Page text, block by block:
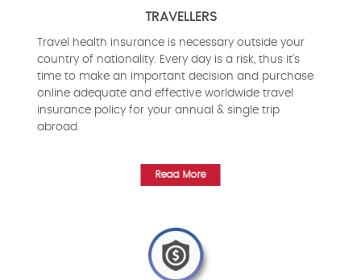
TRAVELLERS
Travel health insurance is necessary outside your
country of nationality. Every day is a risk, thus it's
time to make an important decision and purchase
online adequate and effective worldwide travel
insurance policy for your annual & single trip
abroad.
Read More